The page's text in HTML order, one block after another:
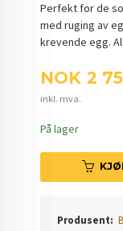
Perfekt for de
med ruging av
krevende egg.
Pris
NOK 2
inkl. mva.
På lager
Produsent: